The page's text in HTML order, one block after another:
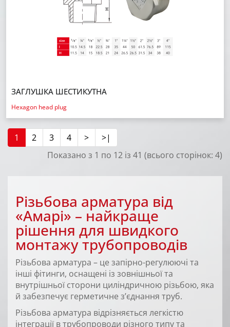
ЗАГЛУШКА ШЕСТИКУТНА
Hexagon head plug
1 2 3 4 >
>|
Показано з 1 по 12 із 41 (всього сторінок: 4)
Різьбова арматура від
«Амарі» – найкраще
рішення для швидкого
монтажу трубопроводів
Різьбова арматура – ​​це запірно-регулюючі та
інші фітинги, оснащені із зовнішньої та
внутрішньої сторони циліндричною різьбою, яка
й забезпечує герметичне з’єднання труб.
Різьбова арматура відрізняється легкістю
інтеграції в трубопроводи різного типу та